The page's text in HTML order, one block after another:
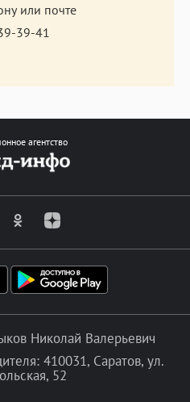
или почте
39-41
агентство
Николай Валерьевич
410031, Саратов, ул.
52